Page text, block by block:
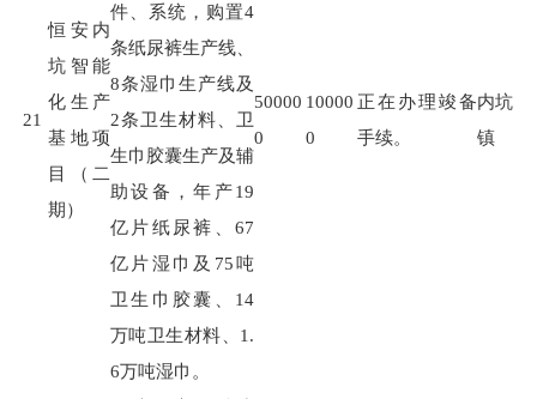
21
恒安内
坑智能
化生产
基地项
目（二
期）
件、系统，购置4
条纸尿裤生产线、
8条湿巾生产线及
2条卫生材料、卫
生巾胶囊生产及辅
助设备，年产19
亿片纸尿裤、 67
亿片湿巾及 75吨
卫生巾胶囊、 14
万吨卫生材料、 1.
6万吨湿巾。
50000
0
10000
0
正在办理竣备
手续。
内坑
镇